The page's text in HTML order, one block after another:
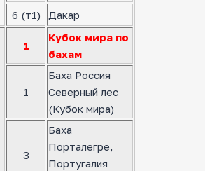
6 (т1)
Дакар
1
Кубок мира по
бахам
1
Баха Россия
Северный лес
(Кубок мира)
3
Баха
Порталегре,
Португалия